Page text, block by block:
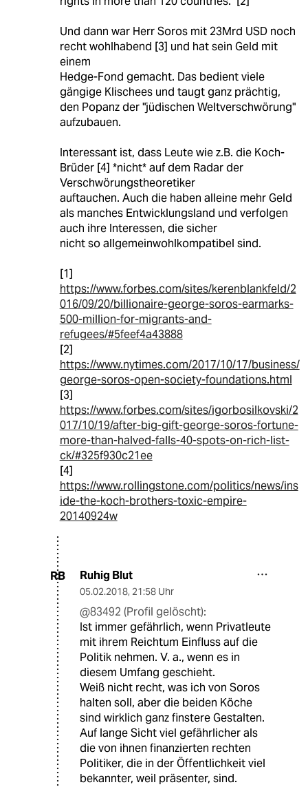
Und dann war Herr Soros mit 23Mrd USD noch
recht wohlhabend [3] und hat sein Geld mit
einem
Hedge-Fond gemacht. Das bedient viele
gängige Klischees und taugt ganz prächtig,
den Popanz der "jüdischen Weltverschwörung"
aufzubauen.
Interessant ist, dass Leute wie z.B. die Koch-
Brüder [4] *nicht* auf dem Radar der
Verschwörungstheoretiker
auftauchen. Auch die haben alleine mehr Geld
als manches Entwicklungsland und verfolgen
auch ihre Interessen, die sicher
nicht so allgemeinwohlkompatibel sind.
[1]
https://www.forbes.com/sites/kerenblankfeld/2
016/09/20/billionaire-george-soros-earmarks-
500-million-for-migrants-and-
refugees/#5feef4a43888
[2]
https://www.nytimes.com/2017/10/17/business/
george-soros-open-society-foundations.html
[3]
https://www.forbes.com/sites/igorbosilkovski/2
017/10/19/after-big-gift-george-soros-fortune-
more-than-halved-falls-40-spots-on-rich-list-
ck/#325f930c21ee
[4]
https://www.rollingstone.com/politics/news/ins
ide-the-koch-brothers-toxic-empire-
20140924w
RB Ruhig Blut
05.02.2018, 21:58 Uhr
@83492 (Profil gelöscht):
Ist immer gefährlich, wenn Privatleute
mit ihrem Reichtum Einfluss auf die
Politik nehmen. V. a., wenn es in
diesem Umfang geschieht.
Weiß nicht recht, was ich von Soros
halten soll, aber die beiden Köche
sind wirklich ganz finstere Gestalten.
Auf lange Sicht viel gefährlicher als
die von ihnen finanzierten rechten
Politiker, die in der Öffentlichkeit viel
bekannter, weil präsenter, sind.